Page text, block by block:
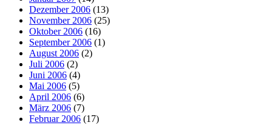
Dezember 2006 (13)
November 2006 (25)
Oktober 2006 (16)
September 2006 (1)
August 2006 (2)
Juli 2006 (2)
Juni 2006 (4)
Mai 2006 (5)
April 2006 (6)
März 2006 (7)
Februar 2006 (17)